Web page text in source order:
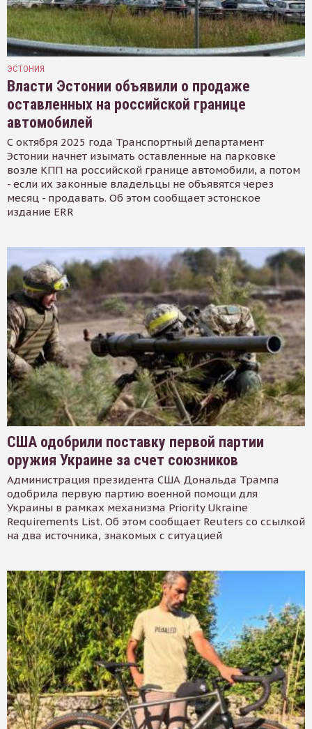
ЭСТОНИЯ
Власти Эстонии объявили о продаже
оставленных на российской границе
автомобилей
С октября 2025 года Транспортный департамент
Эстонии начнет изымать оставленные на парковке
возле КПП на российской границе автомобили, а потом
- если их законные владельцы не объявятся через
месяц - продавать. Об этом сообщает эстонское
издание ERR
США одобрили поставку первой партии
оружия Украине за счет союзников
Администрация президента США Дональда Трампа
одобрила первую партию военной помощи для
Украины в рамках механизма Priority Ukraine
Requirements List. Об этом сообщает Reuters со ссылкой
на два источника, знакомых с ситуацией